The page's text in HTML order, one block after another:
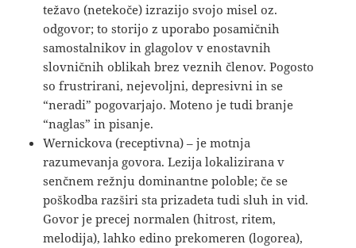
težavo (netekoče) izrazijo svojo misel oz.
odgovor; to storijo z uporabo posamičnih
samostalnikov in glagolov v enostavnih
slovničnih oblikah brez veznih členov. Pogosto
so frustrirani, nejevoljni, depresivni in se
“neradi” pogovarjajo. Moteno je tudi branje
“naglas” in pisanje.
Wernickova (receptivna) – je motnja
razumevanja govora. Lezija lokalizirana v
senčnem režnju dominantne poloble; če se
poškodba razširi sta prizadeta tudi sluh in vid.
Govor je precej normalen (hitrost, ritem,
melodija), lahko edino prekomeren (logorea),